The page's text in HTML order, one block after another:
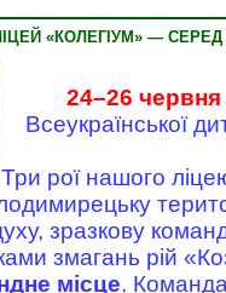
«КОЛЕГІУМ» — СЕРЕД
24–26 червня
Всеукраїнської
Три рої нашого
зразкову
змагань рій
місце.